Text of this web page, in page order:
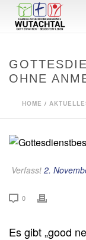
OHNE
HOME /
Verfasst2.
0
Es gibt „good